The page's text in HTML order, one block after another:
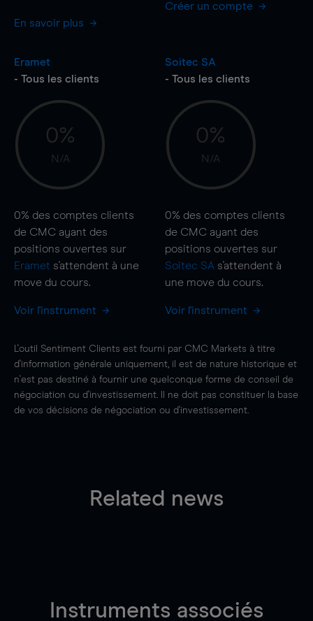
En savoir plus
Créer un compte
Eramet
- Tous les clients
0%
N/A
0% des comptes clients
de CMC ayant des
positions ouvertes sur
Eramet s'attendent à une
move du cours.
Voir l'instrument
Soitec SA
- Tous les clients
0%
N/A
0% des comptes clients
de CMC ayant des
positions ouvertes sur
Soitec SA s'attendent à
une move du cours.
Voir l'instrument
L'outil Sentiment Clients est fourni par CMC Markets à titre
d'information générale uniquement, il est de nature historique et
n'est pas destiné à fournir une quelconque forme de conseil de
négociation ou d'investissement. Il ne doit pas constituer la base
de vos décisions de négociation ou d'investissement.
Related news
Instruments associés